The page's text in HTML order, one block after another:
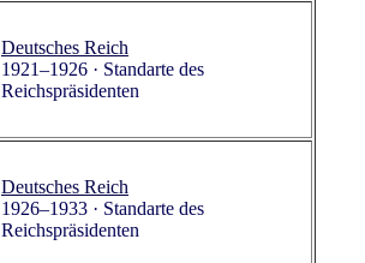
Deutsches Reich
1921–1926 · Standarte des
Reichspräsidenten
Deutsches Reich
1926–1933 · Standarte des
Reichspräsidenten